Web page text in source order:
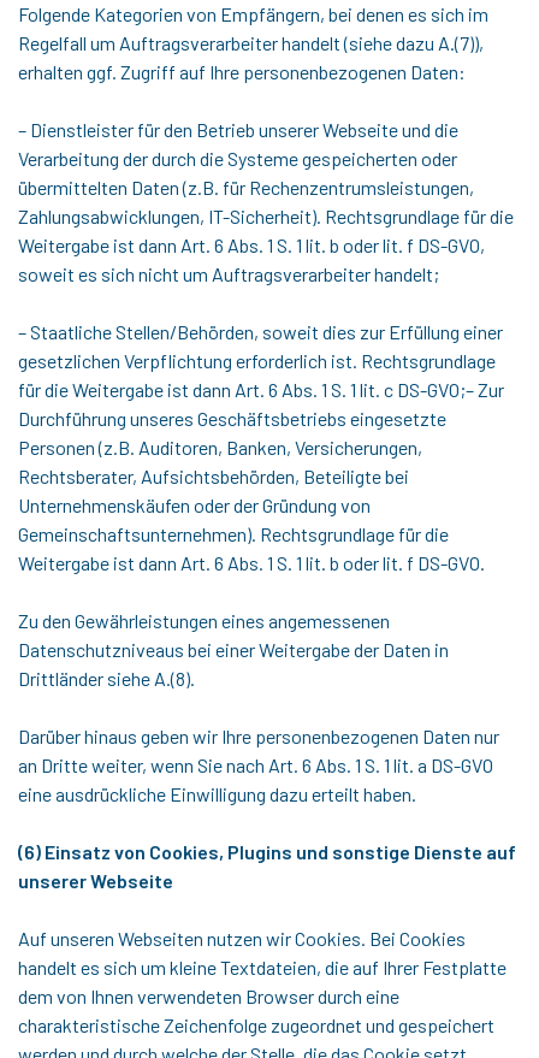
Folgende Kategorien von Empfängern, bei denen es sich im
Regelfall um Auftragsverarbeiter handelt (siehe dazu A.(7)),
erhalten ggf. Zugriff auf Ihre personenbezogenen Daten:
– Dienstleister für den Betrieb unserer Webseite und die
Verarbeitung der durch die Systeme gespeicherten oder
übermittelten Daten (z.B. für Rechenzentrumsleistungen,
Zahlungsabwicklungen, IT-Sicherheit). Rechtsgrundlage für die
Weitergabe ist dann Art. 6 Abs. 1 S. 1 lit. b oder lit. f DS-GVO,
soweit es sich nicht um Auftragsverarbeiter handelt;
– Staatliche Stellen/Behörden, soweit dies zur Erfüllung einer
gesetzlichen Verpflichtung erforderlich ist. Rechtsgrundlage
für die Weitergabe ist dann Art. 6 Abs. 1 S. 1 lit. c DS-GVO;– Zur
Durchführung unseres Geschäftsbetriebs eingesetzte
Personen (z.B. Auditoren, Banken, Versicherungen,
Rechtsberater, Aufsichtsbehörden, Beteiligte bei
Unternehmenskäufen oder der Gründung von
Gemeinschaftsunternehmen). Rechtsgrundlage für die
Weitergabe ist dann Art. 6 Abs. 1 S. 1 lit. b oder lit. f DS-GVO.
Zu den Gewährleistungen eines angemessenen
Datenschutzniveaus bei einer Weitergabe der Daten in
Drittländer siehe A.(8).
Darüber hinaus geben wir Ihre personenbezogenen Daten nur
an Dritte weiter, wenn Sie nach Art. 6 Abs. 1 S. 1 lit. a DS-GVO
eine ausdrückliche Einwilligung dazu erteilt haben.
(6) Einsatz von Cookies, Plugins und sonstige Dienste auf
unserer Webseite
Auf unseren Webseiten nutzen wir Cookies. Bei Cookies
handelt es sich um kleine Textdateien, die auf Ihrer Festplatte
dem von Ihnen verwendeten Browser durch eine
charakteristische Zeichenfolge zugeordnet und gespeichert